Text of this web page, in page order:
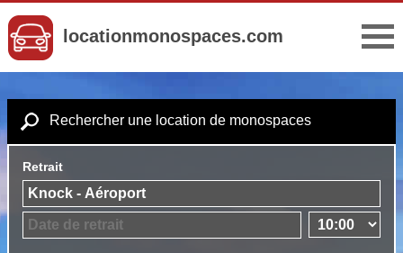
locationmonospaces.com
Rechercher une location de monospaces
Retrait